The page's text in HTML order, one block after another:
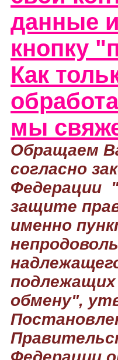
данные
кнопку
Как
мы
Обращаем
согласно
Федерации
защите
именно
обмену",